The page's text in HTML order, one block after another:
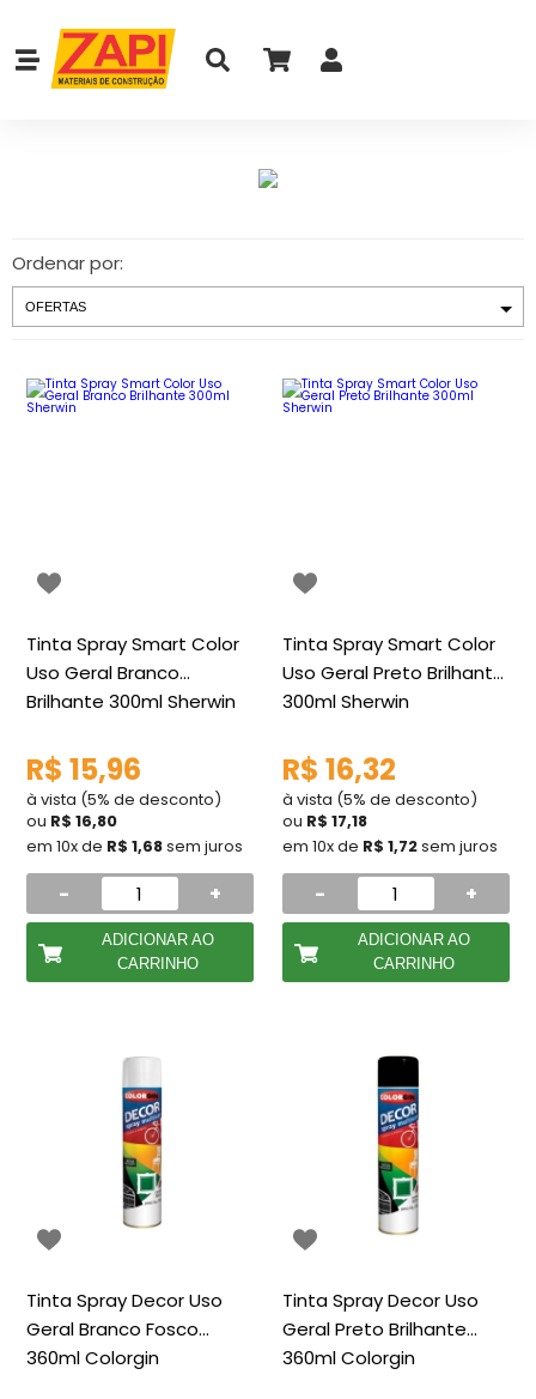
Ordenar por:
Tinta Spray Smart Color
Uso Geral Branco
Brilhante 300ml Sherwin
R$ 15,96
à vista (5% de desconto)
ou R$ 16,80
em 10x de R$ 1,68sem juros
- +
ADICIONAR AO
CARRINHO
Tinta Spray Smart Color
Uso Geral Preto Brilhante
300ml Sherwin
R$ 16,32
à vista (5% de desconto)
ou R$ 17,18
em 10x de R$ 1,72sem juros
- +
ADICIONAR AO
CARRINHO
Tinta Spray Decor Uso
Geral Branco Fosco
360ml Colorgin
Tinta Spray Decor Uso
Geral Preto Brilhante
360ml Colorgin